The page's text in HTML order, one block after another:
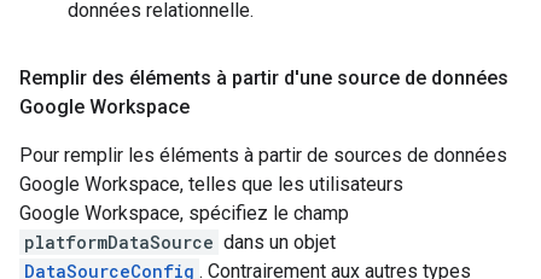
données relationnelle.
Remplir des éléments à partir d'une source de données
Google Workspace
Pour remplir les éléments à partir de sources de données
Google Workspace, telles que les utilisateurs
Google Workspace, spécifiez le champ
platformDataSource dans un objet
DataSourceConfig . Contrairement aux autres types